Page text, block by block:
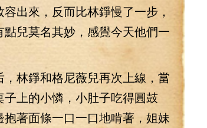
出來，反而比林錚慢了一步，
兒莫名其妙，感覺今天他們一
錚和格尼薇兒再次上線，當
上的小憐，小肚子吃得圓鼓
著面條一口一口地啃著，姐妹